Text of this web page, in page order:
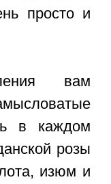
просто и
вам
в каждом
розы
изюм и